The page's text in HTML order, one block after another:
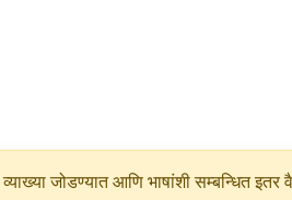
जोडण्यात आणि भाषांशी सम्बन्धित इतर